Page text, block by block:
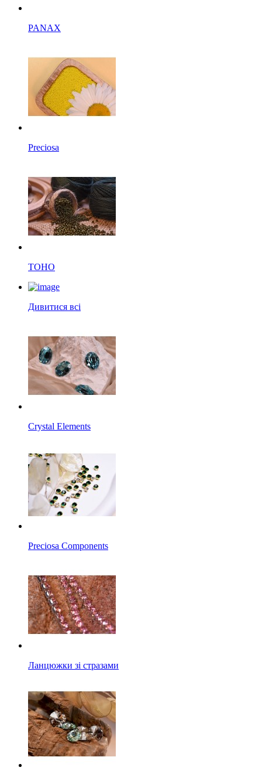
PANAX
Preciosa
TOHO
Дивитися всі
Crystal Elements
Preciosa Components
Ланцюжки зі стразами